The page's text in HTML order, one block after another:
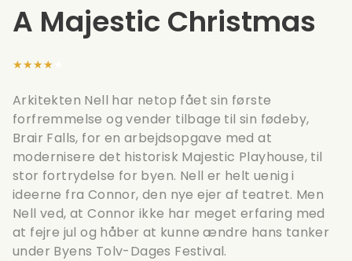
A Majestic Christmas
★★★★★
Arkitekten Nell har netop fået sin første
forfremmelse og vender tilbage til sin fødeby,
Brair Falls, for en arbejdsopgave med at
modernisere det historisk Majestic Playhouse, til
stor fortrydelse for byen. Nell er helt uenig i
ideerne fra Connor, den nye ejer af teatret. Men
Nell ved, at Connor ikke har meget erfaring med
at fejre jul og håber at kunne ændre hans tanker
under Byens Tolv-Dages Festival.